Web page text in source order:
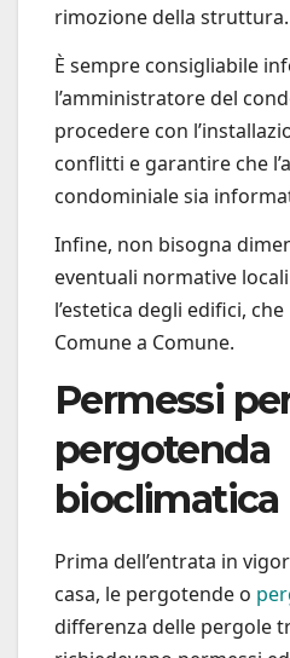
rimozione della struttura.
È sempre consigliabile
l’amministratore del
procedere con
conflitti e garantire che
condominiale sia
Infine, non bisogna
eventuali normative
l’estetica degli edifici,
Comune a Comune.
Permessi
pergotenda
bioclimatica
Prima dell’entrata in
casa, le pergotende o
differenza delle pergole